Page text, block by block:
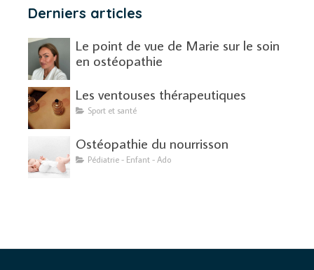
Derniers articles
Le point de vue de Marie sur le soin
en ostéopathie
Les ventouses thérapeutiques
Sport et santé
Ostéopathie du nourrisson
Pédiatrie - Enfant - Ado